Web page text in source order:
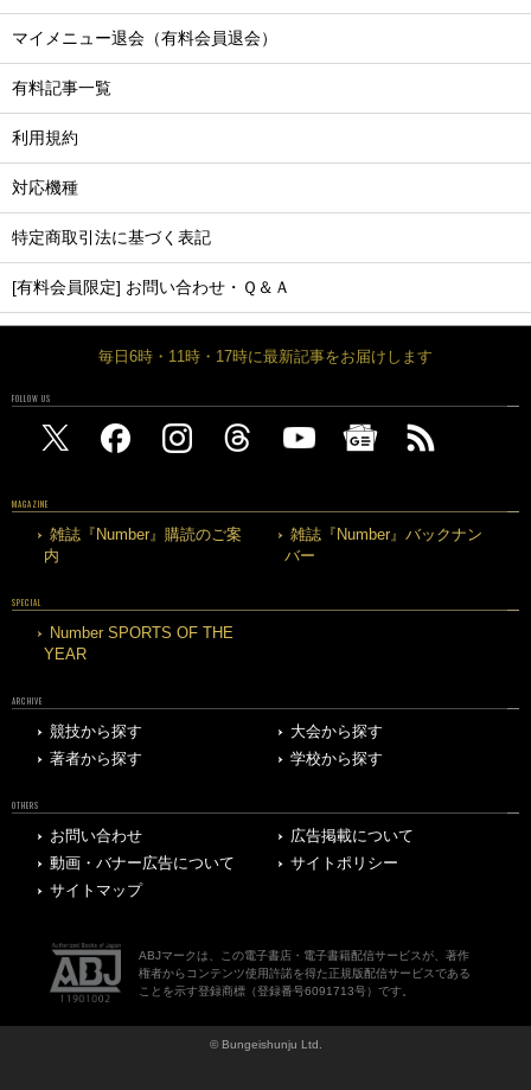
マイメニュー退会（有料会員退会）
有料記事一覧
利用規約
対応機種
特定商取引法に基づく表記
[有料会員限定] お問い合わせ・Ｑ＆Ａ
毎日6時・11時・17時に最新記事をお届けします
FOLLOW US
MAGAZINE
雑誌『Number』購読のご案
内
雑誌『Number』バックナン
バー
SPECIAL
Number SPORTS OF THE
YEAR
ARCHIVE
競技から探す
大会から探す
著者から探す
学校から探す
OTHERS
お問い合わせ
広告掲載について
動画・バナー広告について
サイトポリシー
サイトマップ
ABJマークは、この電子書店・電子書籍配信サービスが、著作
権者からコンテンツ使用許諾を得た正規版配信サービスである
ことを示す登録商標（登録番号6091713号）です。
© Bungeishunju Ltd.